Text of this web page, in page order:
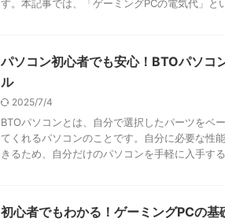
す。本記事では、「ゲーミングPCの電気代」と
パソコン初心者でも安心！BTOパソコ
ル
2025/7/4
BTOパソコンとは、自分で選択したパーツをベ
てくれるパソコンのことです。自分に必要な性
きるため、自分だけのパソコンを手軽に入手す
初心者でもわかる！ゲーミングPCの